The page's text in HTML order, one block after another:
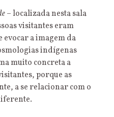
– localizada nesta sala
visitantes eram
evocar a imagem da
indígenas
muito concreta a
porque as
a se relacionar com o